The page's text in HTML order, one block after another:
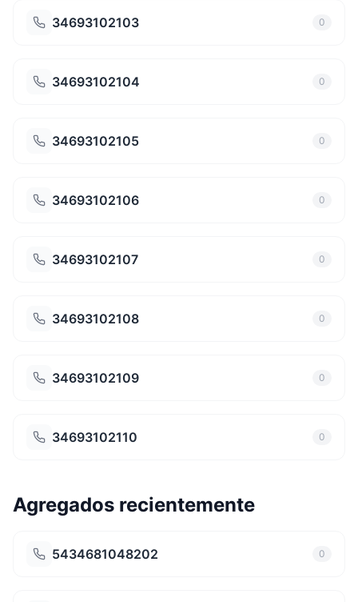
34693102103 0
34693102104 0
34693102105 0
34693102106 0
34693102107 0
34693102108 0
34693102109 0
34693102110 0
Agregados recientemente
5434681048202 0